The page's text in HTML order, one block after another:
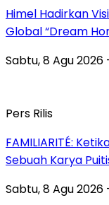
Himel Hadirkan
Global “Dream
Sabtu, 8 Agu 2026
Pers Rilis
FAMILIARITÉ:
Sebuah Karya
Sabtu, 8 Agu 2026